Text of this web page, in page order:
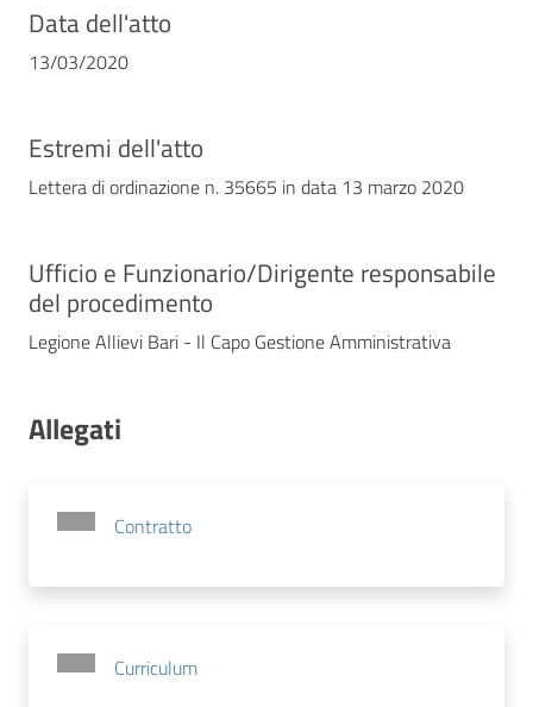
Data dell'atto
13/03/2020
Estremi dell'atto
Lettera di ordinazione n. 35665 in data 13 marzo 2020
Ufficio e Funzionario/Dirigente responsabile
del procedimento
Legione Allievi Bari - Il Capo Gestione Amministrativa
Allegati
Contratto
Curriculum